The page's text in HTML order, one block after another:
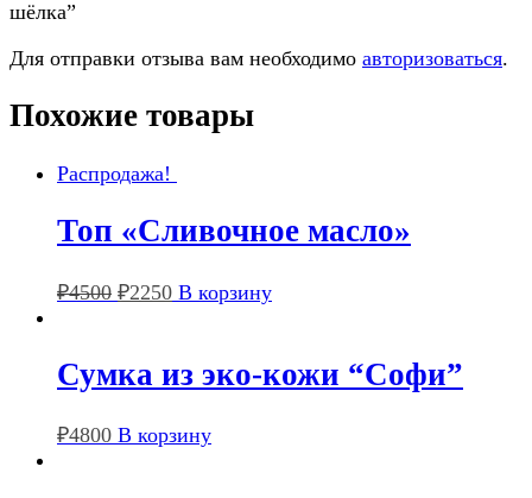
шёлка”
Для отправки отзыва вам необходимо авторизоваться.
Похожие товары
Распродажа!
Топ «Сливочное масло»
₽4500 ₽2250 В корзину
Сумка из эко-кожи “Софи”
₽4800 В корзину